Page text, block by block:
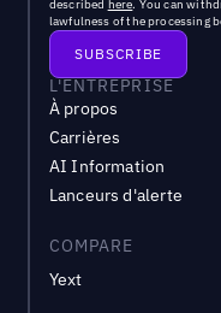
described here. You can
lawfulness of the processing
L'ENTREPRISE
À propos
Carrières
AI Information
Lanceurs d'alerte
COMPARE
Yext